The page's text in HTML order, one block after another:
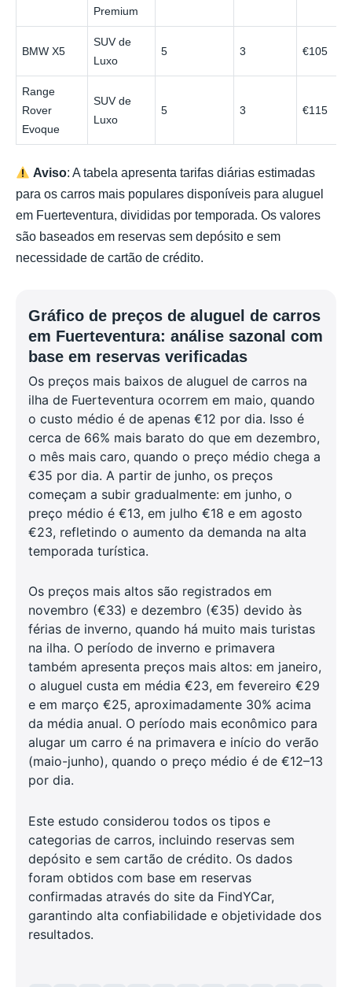
Premium
BMW X5
SUV de
Luxo
5 3 €105
Range
Rover
Evoque
SUV de
Luxo
5 3 €115
Aviso: A tabela apresenta tarifas diárias estimadas
para os carros mais populares disponíveis para aluguel
em Fuerteventura, divididas por temporada. Os valores
são baseados em reservas sem depósito e sem
necessidade de cartão de crédito.
Gráfico de preços de aluguel de carros
em Fuerteventura: análise sazonal com
base em reservas verificadas
Os preços mais baixos de aluguel de carros na
ilha de Fuerteventura ocorrem em maio, quando
o custo médio é de apenas €12 por dia. Isso é
cerca de 66% mais barato do que em dezembro,
o mês mais caro, quando o preço médio chega a
€35 por dia. A partir de junho, os preços
começam a subir gradualmente: em junho, o
preço médio é €13, em julho €18 e em agosto
€23, refletindo o aumento da demanda na alta
temporada turística.
Os preços mais altos são registrados em
novembro (€33) e dezembro (€35) devido às
férias de inverno, quando há muito mais turistas
na ilha. O período de inverno e primavera
também apresenta preços mais altos: em janeiro,
o aluguel custa em média €23, em fevereiro €29
e em março €25, aproximadamente 30% acima
da média anual. O período mais econômico para
alugar um carro é na primavera e início do verão
(maio-junho), quando o preço médio é de €12–13
por dia.
Este estudo considerou todos os tipos e
categorias de carros, incluindo reservas sem
depósito e sem cartão de crédito. Os dados
foram obtidos com base em reservas
confirmadas através do site da FindYCar,
garantindo alta confiabilidade e objetividade dos
resultados.